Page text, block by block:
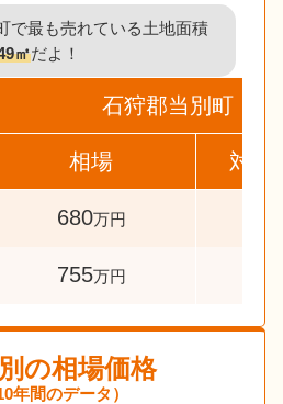
で最も売れている土地面積
㎡だよ！
石狩郡当別町
相場 対象
680万円
755万円
の相場価格
年間のデータ）